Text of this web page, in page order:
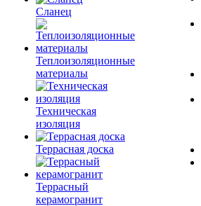
Сланец
Теплоизоляционные
материалы
Техническая
изоляция
Террасная доска
Террасный
керамогранит